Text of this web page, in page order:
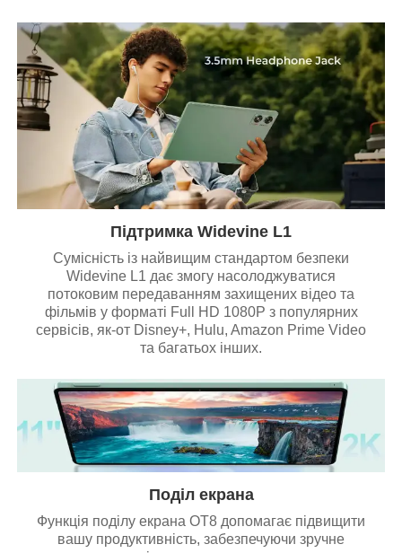
Підтримка Widevine L1
Сумісність із найвищим стандартом безпеки
Widevine L1 дає змогу насолоджуватися
потоковим передаванням захищених відео та
фільмів у форматі Full HD 1080P з популярних
сервісів, як-от Disney+, Hulu, Amazon Prime Video
та багатьох інших.
Поділ екрана
Функція поділу екрана OT8 допомагає підвищити
вашу продуктивність, забезпечуючи зручне